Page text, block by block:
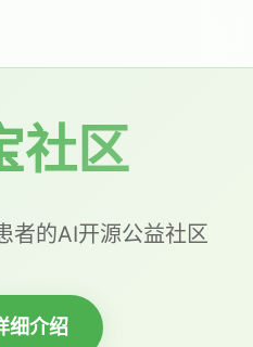
社区
者的AI开源公益社区
细介绍